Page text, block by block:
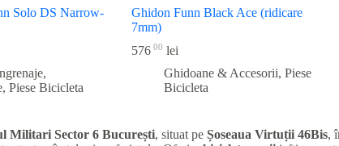
Solo DS Narrow-
, Piese Bicicleta
Ghidon Funn Black Ace (ridicare
7mm)
576 00 lei
Ghidoane & Accesorii, Piese
Bicicleta
Militari Sector 6 București, situat pe Șoseaua Virtuții 46Bis,